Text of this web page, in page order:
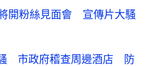
開粉絲見面會 宣傳片大騷
市政府稽查周邊酒店 防